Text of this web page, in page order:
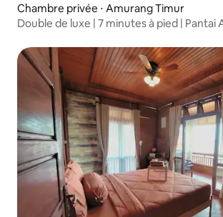
Chambre privée ⋅ Amurang Timur
Double de luxe | 7 minutes à pied | Pantai